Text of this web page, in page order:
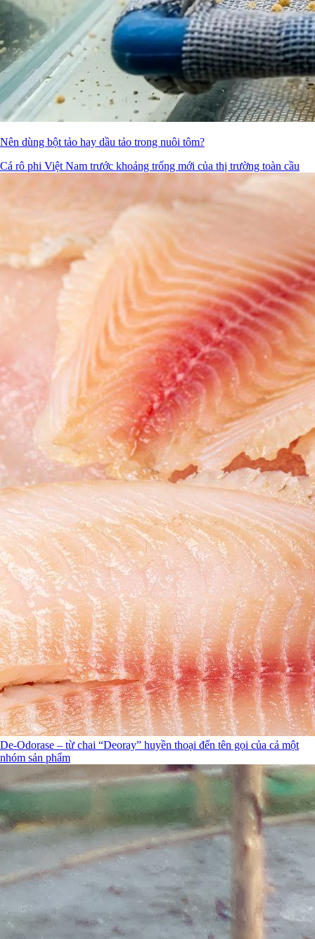
Nên dùng bột tảo hay dầu tảo trong nuôi tôm?
Cá rô phi Việt Nam trước khoảng trống mới của thị trường toàn cầu
De-Odorase – từ chai “Deoray” huyền thoại đến tên gọi của cả một
nhóm sản phẩm